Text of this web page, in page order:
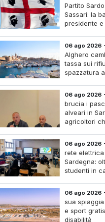
Partito
Sassari: la
presidente
06 ago 2026
Alghero
tassa sui
spazzatura
06 ago 2026
brucia i
alveari in
agricoltori
06 ago 2026
rete
Sardegna:
studenti in
06 ago 2026
sua
e sport
disabilità